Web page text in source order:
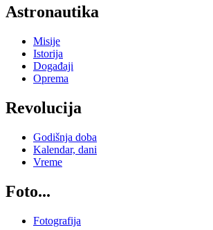
Astronautika
Misije
Istorija
Događaji
Oprema
Revolucija
Godišnja doba
Kalendar, dani
Vreme
Foto...
Fotografija